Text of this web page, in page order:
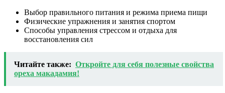
Выбор правильного питания и режима приема пищи
Физические упражнения и занятия спортом
Способы управления стрессом и отдыха для
восстановления сил
Читайте также: Откройте для себя полезные свойства
ореха макадамия!